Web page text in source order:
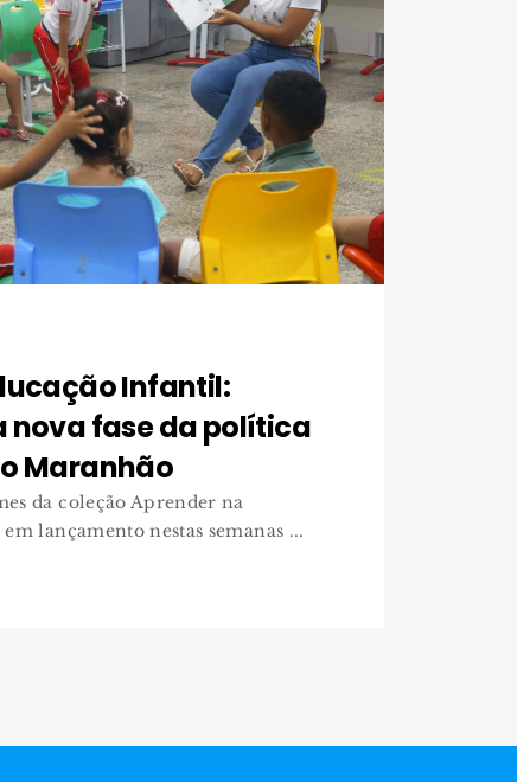
Infantil:
nova fase da política
Maranhão
da coleção Aprender na
lançamento nestas semanas ...